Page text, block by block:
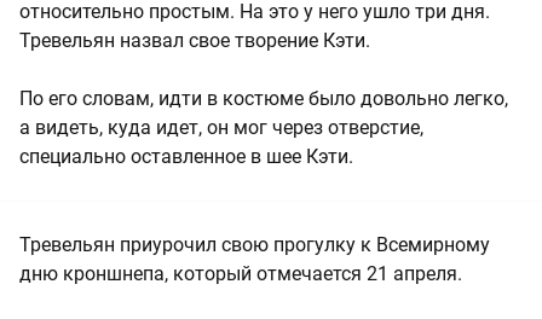
относительно простым. На это у него ушло три дня.
Тревельян назвал свое творение Кэти.
По его словам, идти в костюме было довольно легко,
а видеть, куда идет, он мог через отверстие,
специально оставленное в шее Кэти.
Тревельян приурочил свою прогулку к Всемирному
дню кроншнепа, который отмечается 21 апреля.